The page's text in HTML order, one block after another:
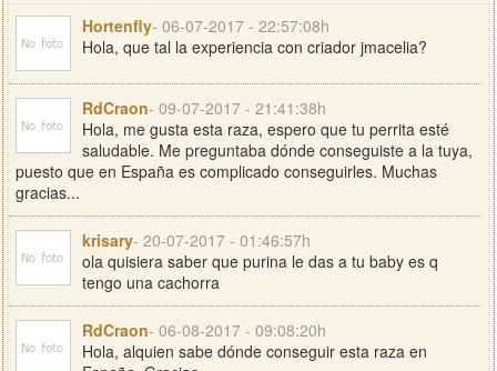
Hortenfly- 06-07-2017 - 22:57:08h
Hola, que tal la experiencia con criador jmacelia?
RdCraon- 09-07-2017 - 21:41:38h
Hola, me gusta esta raza, espero que tu perrita esté
saludable. Me preguntaba dónde conseguiste a la tuya,
puesto que en España es complicado conseguirles. Muchas
gracias...
krisary- 20-07-2017 - 01:46:57h
ola quisiera saber que purina le das a tu baby es q
tengo una cachorra
RdCraon- 06-08-2017 - 09:08:20h
Hola, alquien sabe dónde conseguir esta raza en